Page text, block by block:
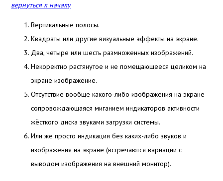
вернуться к началу
Вертикальные полосы.
Квадраты или другие визуальные эффекты на экране.
Два, четыре или шесть размноженных изображений.
Некоректно растянутое и не помещающееся целиком на
экране изображение.
Отсутствие вообще какого-либо изображения на экране
сопровождающаяся миганием индикаторов активности
жёсткого диска звуками загрузки системы.
Или же просто индикация без каких-либо звуков и
изображения на экране (встречаются вариации с
выводом изображения на внешний монитор).